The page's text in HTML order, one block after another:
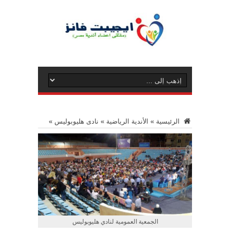
الرئيسية » الأندية الرياضية » نادى هليوبوليس »
الجمعية العمومية لنادي هليوبوليس